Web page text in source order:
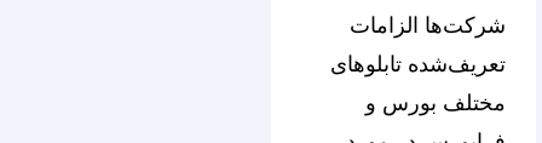
شرکت‌ها الزامات
تعریف‌شده تابلوهای
مختلف بورس و